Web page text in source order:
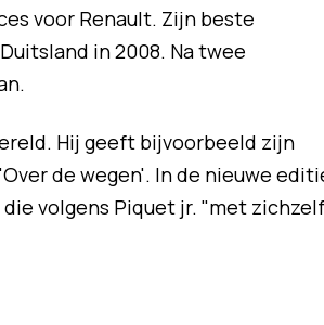
voor Renault. Zijn beste
in 2008. Na twee
Hij geeft bijvoorbeeld zijn
de wegen'. In de nieuwe
volgens Piquet jr. "met zichzelf